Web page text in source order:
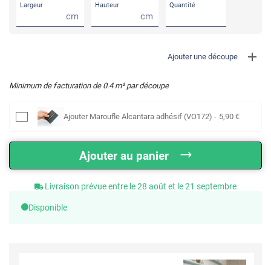
Largeur
cm
Hauteur
cm
Quantité
Ajouter une découpe
Minimum de facturation de 0.4m² par découpe
Ajouter Maroufle Alcantara adhésif (VO172) - 5,90 €
Ajouter au panier
Livraison prévue entre le 28 août et le 21 septembre
Disponible